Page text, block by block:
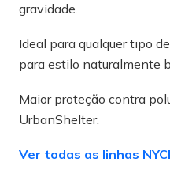
gravidade.
Ideal para qualquer tipo
para estilo naturalmente
Maior proteção contra
UrbanShelter.
Ver todas as linhas